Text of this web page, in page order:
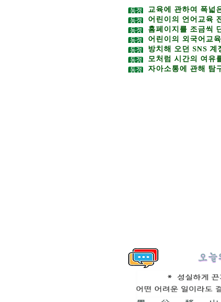
교육에 관하여 폭넓
어린이의 언어교육
홈페이지를 조금씩
어린이의 외국어교
방치해 오던 SNS
모처럼 시간의 여유
자아소통에 관해 탐